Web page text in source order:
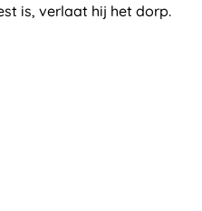
is, verlaat hij het dorp.